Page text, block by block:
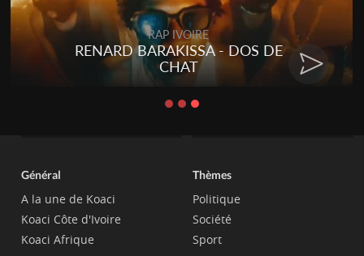
RAP IVOIRE
RENARD BARAKISSA - DOS DE
CHAT
Général
A la une de Koaci
Koaci Côte d'Ivoire
Koaci Afrique
Thèmes
Politique
Société
Sport